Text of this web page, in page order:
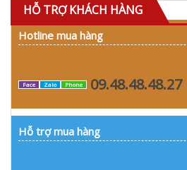
HỖ TRỢ KHÁCH HÀNG
Hotline mua hàng
Face Zalo Phone 09.48.48.48.27
Hỗ trợ mua hàng